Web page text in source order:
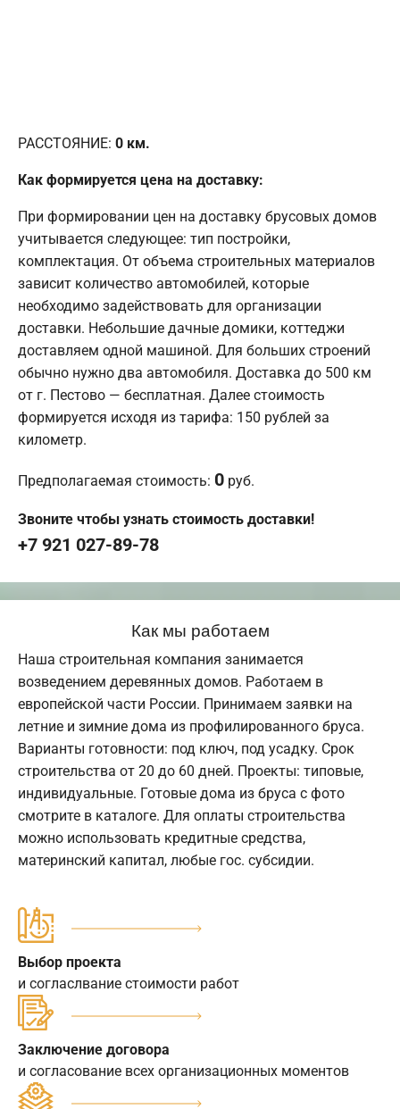
РАССТОЯНИЕ: 0 км.
Как формируется цена на доставку:
При формировании цен на доставку брусовых домов
учитывается следующее: тип постройки,
комплектация. От объема строительных материалов
зависит количество автомобилей, которые
необходимо задействовать для организации
доставки. Небольшие дачные домики, коттеджи
доставляем одной машиной. Для больших строений
обычно нужно два автомобиля. Доставка до 500 км
от г. Пестово — бесплатная. Далее стоимость
формируется исходя из тарифа: 150 рублей за
километр.
Предполагаемая стоимость: 0 руб.
Звоните чтобы узнать стоимость доставки!
+7 921 027-89-78
Как мы работаем
Наша строительная компания занимается
возведением деревянных домов. Работаем в
европейской части России. Принимаем заявки на
летние и зимние дома из профилированного бруса.
Варианты готовности: под ключ, под усадку. Срок
строительства от 20 до 60 дней. Проекты: типовые,
индивидуальные. Готовые дома из бруса с фото
смотрите в каталоге. Для оплаты строительства
можно использовать кредитные средства,
материнский капитал, любые гос. субсидии.
Выбор проекта
и согласлвание стоимости работ
Заключение договора
и согласование всех организационных моментов